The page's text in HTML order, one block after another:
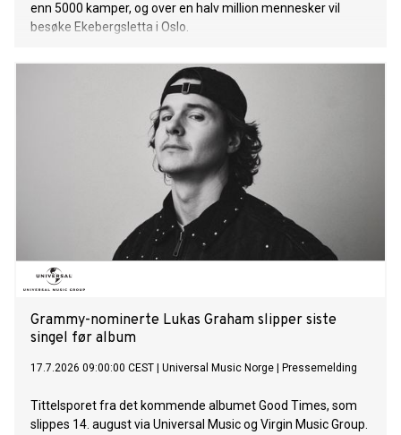
enn 5000 kamper, og over en halv million mennesker vil
besøke Ekebergsletta i Oslo.
Grammy-nominerte Lukas Graham slipper siste
singel før album
17.7.2026 09:00:00 CEST Universal Music Norge Pressemelding
Tittelsporet fra det kommende albumet Good Times, som
slippes 14. august via Universal Music og Virgin Music Group.